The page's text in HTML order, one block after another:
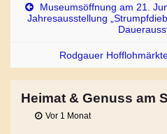
Museumsöffnung am 21.
Jahresausstellung
Rodgauer
Heimat & Genuss am
Vor 1 Monat